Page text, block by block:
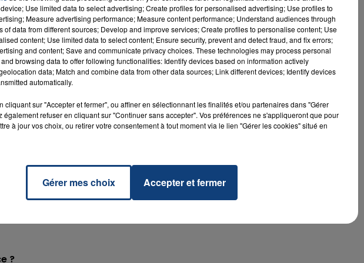
de moins de 4ans.
peut atteindre 102db maximum. Il a été prouvé qu’à
si l’exposition est trop longue. Il existe des caques anti-
Qui plus est, l’enfant peut le bouger et le casque
de foule, cela pourrait être catastrophique pour
Contact FM ne préfère prendre aucun risque.
à l’entrée et doit donc être consommée avant le
d’eau, sans bouchon). Les canettes et gourdes ne
?
Use limited data to select advertising; Create profiles for personalised advertising; Use profiles to
Measure advertising performance; Measure content performance; Understand audiences through
of data from different sources; Develop and improve services; Create profiles to personalise content; Use
content; Use limited data to select content; Ensure security, prevent and detect fraud, and fix errors;
and content; Save and communicate privacy choices. These technologies may process personal
browsing data to offer following functionalities: Identify devices based on information actively
data; Match and combine data from other data sources; Link different devices; Identify devices
automatically.
cliquant sur "Accepter et fermer", ou affiner en sélectionnant les finalités et/ou partenaires dans "Gérer
également refuser en cliquant sur "Continuer sans accepter". Vos préférences ne s'appliqueront que pour
à jour vos choix, ou retirer votre consentement à tout moment via le lien "Gérer les cookies" situé en
Gérer mes choix Accepter et fermer